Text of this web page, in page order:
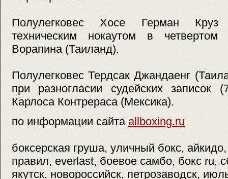
Полулегковес Хосе Герман Круз
техническим нокаутом в
Ворапина (Таиланд).
Полулегковес Тердсак Джандаенг
при разногласии судейских записок
Карлоса Контрераса (Мексика).
по информации сайта allboxing.ru
боксерская груша, уличный бокс,
правил, everlast, боевое самбо, бокс ru,
якутск, новороссийск, петрозаводск,